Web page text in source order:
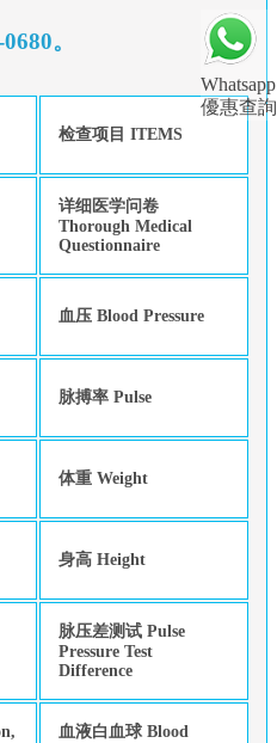
Whatsapp
優惠查詢
。
检查项目 ITEMS
详细医学问卷
Thorough Medical
Questionnaire
血压 Blood Pressure
脉搏率 Pulse
体重 Weight
身高 Height
脉压差测试 Pulse
Pressure Test
Difference
血液白血球 Blood